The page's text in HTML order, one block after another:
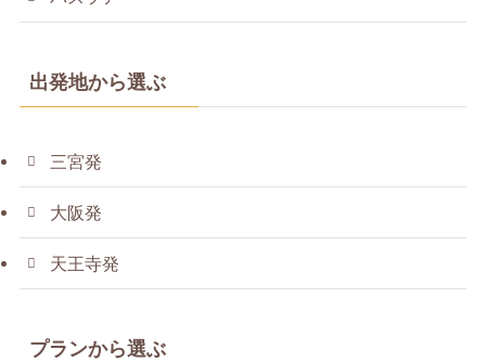
出発地から選ぶ
三宮発
大阪発
天王寺発
プランから選ぶ